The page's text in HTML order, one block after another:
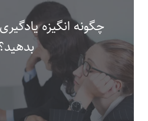
چگونه انگیزه